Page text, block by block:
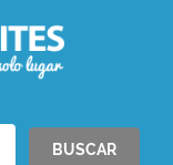
BUSCAR